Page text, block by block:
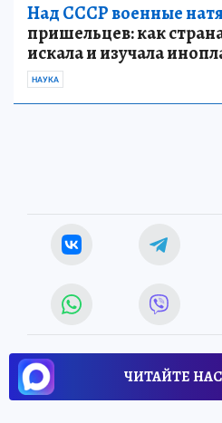
Над СССР военные
пришельцев: как
искала и изучала
НАУКА
ЧИТАЙТЕ